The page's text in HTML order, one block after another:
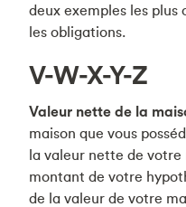
deux exemples les plus
les obligations.
V-W-X-Y-Z
Valeur nette de la
maison que vous
la valeur nette de votre
montant de votre
de la valeur de votre